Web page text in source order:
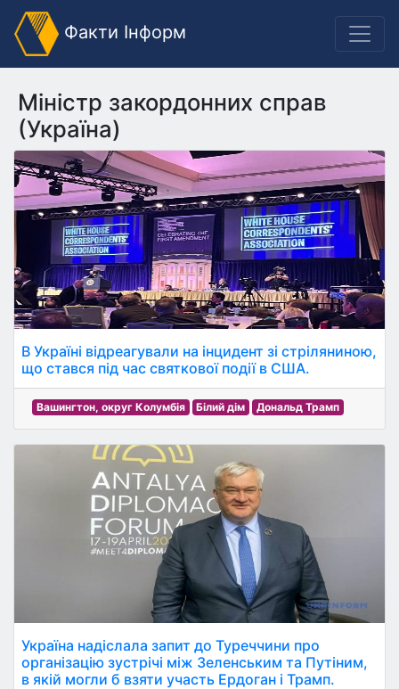
Факти Інформ
Міністр закордонних справ
(Україна)
В Україні відреагували на інцидент зі стріляниною,
що стався під час святкової події в США.
Вашингтон, округ Колумбія Білий дім Дональд Трамп
Україна надіслала запит до Туреччини про
організацію зустрічі між Зеленським та Путіним,
в якій могли б взяти участь Ердоган і Трамп.